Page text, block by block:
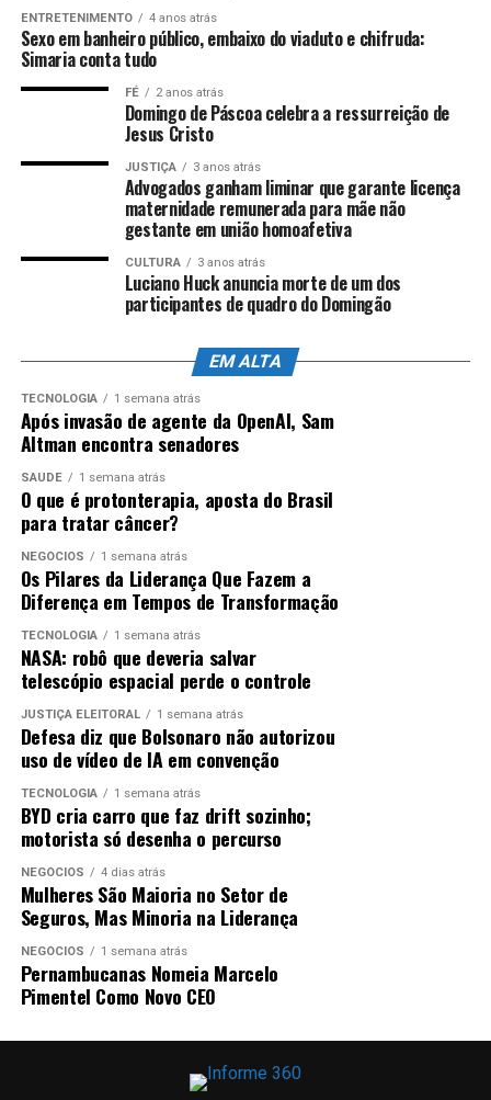
com informações da assessoria de imprensa e
edição deNicolle Expósito
Costa/Arquivo Ales
ENTRETENIMENTO 4 anos atrás
Sexo em banheiro público, embaixo do viaduto e chifruda:
Simaria conta tudo
FÉ 2 anos atrás
Domingo de Páscoa celebra a ressurreição de
Jesus Cristo
JUSTIÇA 3 anos atrás
Advogados ganham liminar que garante licença
maternidade remunerada para mãe não
gestante em união homoafetiva
CULTURA 3 anos atrás
Luciano Huck anuncia morte de um dos
participantes de quadro do Domingão
EM ALTA
TECNOLOGIA 1 semana atrás
Após invasão de agente da OpenAI, Sam
Altman encontra senadores
SAÚDE 1 semana atrás
O que é protonterapia, aposta do Brasil
para tratar câncer?
NEGÓCIOS 1 semana atrás
Os Pilares da Liderança Que Fazem a
Diferença em Tempos de Transformação
TECNOLOGIA 1 semana atrás
NASA: robô que deveria salvar
telescópio espacial perde o controle
JUSTIÇA ELEITORAL 1 semana atrás
Defesa diz que Bolsonaro não autorizou
uso de vídeo de IA em convenção
TECNOLOGIA 1 semana atrás
BYD cria carro que faz drift sozinho;
motorista só desenha o percurso
NEGÓCIOS 4 dias atrás
Mulheres São Maioria no Setor de
Seguros, Mas Minoria na Liderança
NEGÓCIOS 1 semana atrás
Pernambucanas Nomeia Marcelo
Pimentel Como Novo CEO